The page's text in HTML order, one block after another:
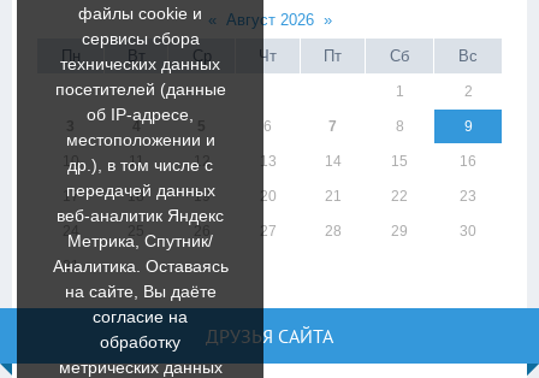
« Август 2026 »
Пн
Вт Ср Чт Пт Сб Вс
1 2
6 7 8 9
10 11 12 13 14 15 16
17 18 19 20 21 22 23
24 27 28 29 30
31
ДРУЗЬЯ САЙТА
файлы cookie и
сервисы сбора
технических данных
посетителей (данные
об IP-адресе,
местоположении и
др.), в том числе с
передачей данных
веб-аналитик Яндекс
Метрика, Спутник/
Аналитика. Оставаясь
на сайте, Вы даёте
согласие на
обработку
метрических данных